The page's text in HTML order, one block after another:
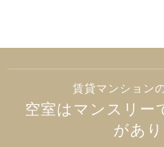
賃貸マンション
空室はマンスリー
があ